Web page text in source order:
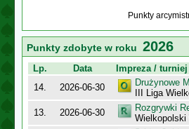
Punkty
Punkty zdobyte w roku 2026
Lp. Data
Impreza / turniej
14.
2026-06-30
Drużynowe
III Liga
13.
2026-06-30
Rozgrywki